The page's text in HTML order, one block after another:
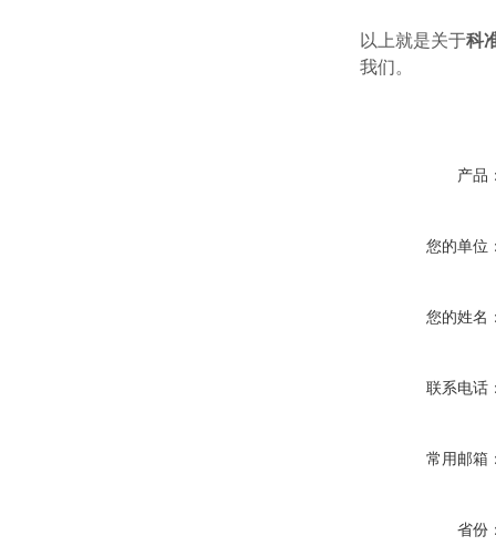
以上就是关于科
我们。
产品
您的单位
您的姓名
联系电话
常用邮箱
省份